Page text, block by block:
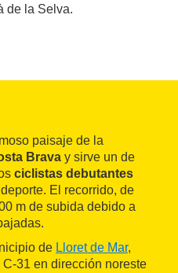
de la Selva.
paisaje de la
Brava y sirve un de
ciclistas debutantes
El recorrido, de
m de subida debido a
de Lloret de Mar,
31 en dirección noreste